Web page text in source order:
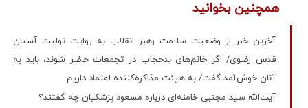
همچنین بخوانید
آخرین خبر از وضعیت سلامت رهبر انقلاب به روایت ​​​​​​​تولیت آستان
قدس رضوی/ اگر خانم‌های بدحجاب در تجمعات حاضر شوند، باید به
آنان خوش‌آمد گفت/ به هیئت مذاکره‌کننده اعتماد داریم
آیت‌الله سید مجتبی خامنه‌ای درباره مسعود پزشکیان چه گفتند؟